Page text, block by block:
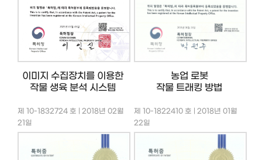
이미지 수집장치를 이용한
작물 생육 분석 시스템
농업 로봇
작물 트래킹 방법
제 10-1832724 호 | 2018년 02월
21일
제 10-1822410 호 | 2018년 01월
22일